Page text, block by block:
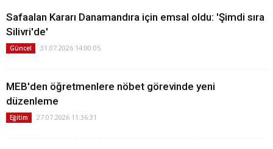
Safaalan Kararı Danamandıra için emsal oldu: 'Şimdi sıra
Silivri'de'
Güncel 31.07.2026 14:00:05
MEB'den öğretmenlere nöbet görevinde yeni
düzenleme
Eğitim 27.07.2026 11:36:31